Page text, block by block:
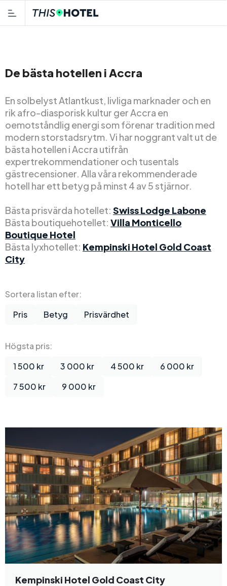
De bästa hotellen i Accra
En solbelyst Atlantkust, livliga marknader och en
rik afro-diasporisk kultur ger Accra en
oemotståndlig energi som förenar tradition med
modern storstadsrytm. Vi har noggrant valt ut de
bästa hotellen i Accra utifrån
expertrekommendationer och tusentals
gästrecensioner. Alla våra rekommenderade
hotell har ett betyg på minst 4 av 5 stjärnor.
Bästa prisvärda hotellet: Swiss Lodge Labone
Bästa boutiquehotellet: Villa Monticello
Boutique Hotel
Bästa lyxhotellet: Kempinski Hotel Gold Coast
City
Sortera listan efter:
Pris
Betyg Prisvärdhet
Högsta pris:
1 500 kr
3 000 kr 4 500 kr
6 000 kr
7 500 kr
9 000 kr
Kempinski Hotel Gold Coast City